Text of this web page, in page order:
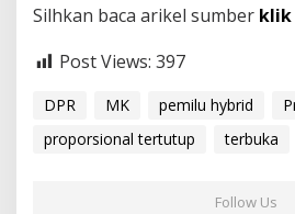
Silhkan baca arikel sumber klik
Post Views: 397
DPR MK pemilu hybrid
proporsional tertutup
terbuka
Follow Us